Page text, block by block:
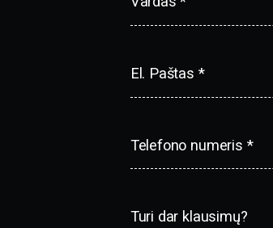
El. Paštas *
Telefono numeris *
Turi dar klausimų?